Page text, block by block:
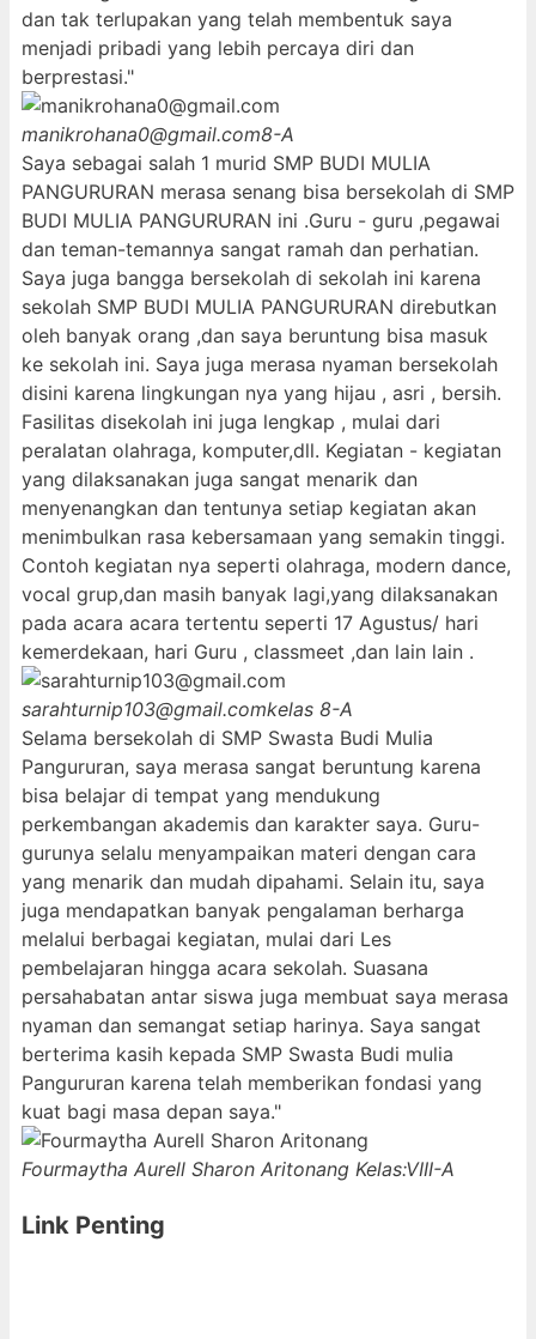
dan tak terlupakan yang telah membentuk saya
menjadi pribadi yang lebih percaya diri dan
berprestasi."
manikrohana0@gmail.com8-A
Saya sebagai salah 1 murid SMP BUDI MULIA
PANGURURAN merasa senang bisa bersekolah di SMP
BUDI MULIA PANGURURAN ini .Guru - guru ,pegawai
dan teman-temannya sangat ramah dan perhatian.
Saya juga bangga bersekolah di sekolah ini karena
sekolah SMP BUDI MULIA PANGURURAN direbutkan
oleh banyak orang ,dan saya beruntung bisa masuk
ke sekolah ini. Saya juga merasa nyaman bersekolah
disini karena lingkungan nya yang hijau , asri , bersih.
Fasilitas disekolah ini juga lengkap , mulai dari
peralatan olahraga, komputer,dll. Kegiatan - kegiatan
yang dilaksanakan juga sangat menarik dan
menyenangkan dan tentunya setiap kegiatan akan
menimbulkan rasa kebersamaan yang semakin tinggi.
Contoh kegiatan nya seperti olahraga, modern dance,
vocal grup,dan masih banyak lagi,yang dilaksanakan
pada acara acara tertentu seperti 17 Agustus/ hari
kemerdekaan, hari Guru , classmeet ,dan lain lain .
sarahturnip103@gmail.comkelas 8-A
Selama bersekolah di SMP Swasta Budi Mulia
Pangururan, saya merasa sangat beruntung karena
bisa belajar di tempat yang mendukung
perkembangan akademis dan karakter saya. Guru-
gurunya selalu menyampaikan materi dengan cara
yang menarik dan mudah dipahami. Selain itu, saya
juga mendapatkan banyak pengalaman berharga
melalui berbagai kegiatan, mulai dari Les
pembelajaran hingga acara sekolah. Suasana
persahabatan antar siswa juga membuat saya merasa
nyaman dan semangat setiap harinya. Saya sangat
berterima kasih kepada SMP Swasta Budi mulia
Pangururan karena telah memberikan fondasi yang
kuat bagi masa depan saya."
Fourmaytha Aurell Sharon Aritonang Kelas:VIII-A
Link Penting